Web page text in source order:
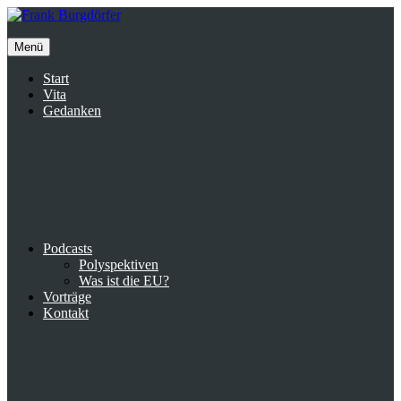
Inhalte
Menü
Start
Vita
Gedanken
Podcasts
Polyspektiven
Was ist die EU?
Vorträge
Kontakt